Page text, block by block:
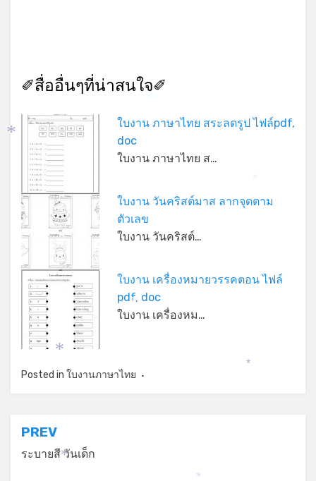
✐สื่ออื่นๆที่น่าสนใจ✐
ใบงาน ภาษาไทย สระลดรูป ไฟล์pdf,
doc
ใบงาน ภาษาไทย ส…
ใบงาน วันคริสต์มาส ลากจุดตาม
ตัวเลข
ใบงาน วันคริสต์…
ใบงาน เครื่องหมายวรรคตอน ไฟล์
pdf, doc
ใบงาน เครื่องหม…
Posted in ใบงานภาษาไทย
แนะแนว
เรื่อง
PREV
ระบายสี วันเด็ก
*
*